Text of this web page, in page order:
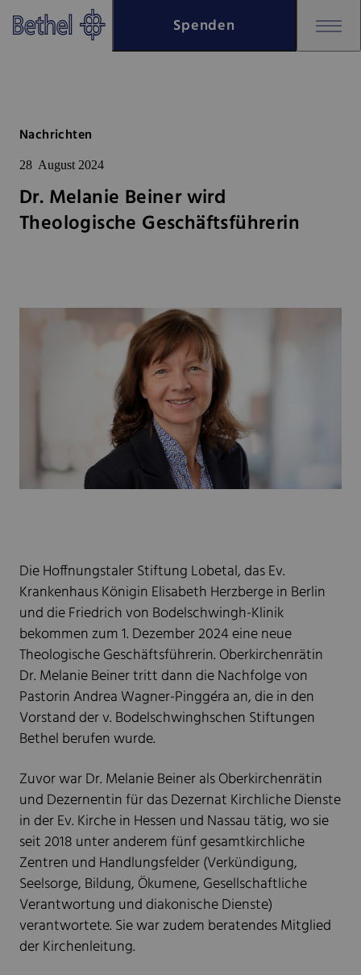
Zum Hauptinhalt springen
Zur Fußzeile springen
Spenden
Nachrichten
28 August 2024
Dr. Melanie Beiner wird
Theologische Geschäftsführerin
Die Hoffnungstaler Stiftung Lobetal, das Ev.
Krankenhaus Königin Elisabeth Herzberge in Berlin
und die Friedrich von Bodelschwingh-Klinik
bekommen zum 1. Dezember 2024 eine neue
Theologische Geschäftsführerin. Oberkirchenrätin
Dr. Melanie Beiner tritt dann die Nachfolge von
Pastorin Andrea Wagner-Pinggéra an, die in den
Vorstand der v. Bodelschwinghschen Stiftungen
Bethel berufen wurde.
Zuvor war Dr. Melanie Beiner als Oberkirchenrätin
und Dezernentin für das Dezernat Kirchliche Dienste
in der Ev. Kirche in Hessen und Nassau tätig, wo sie
seit 2018 unter anderem fünf gesamtkirchliche
Zentren und Handlungsfelder (Verkündigung,
Seelsorge, Bildung, Ökumene, Gesellschaftliche
Verantwortung und diakonische Dienste)
verantwortete. Sie war zudem beratendes Mitglied
der Kirchenleitung.